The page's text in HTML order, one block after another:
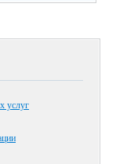
услуг